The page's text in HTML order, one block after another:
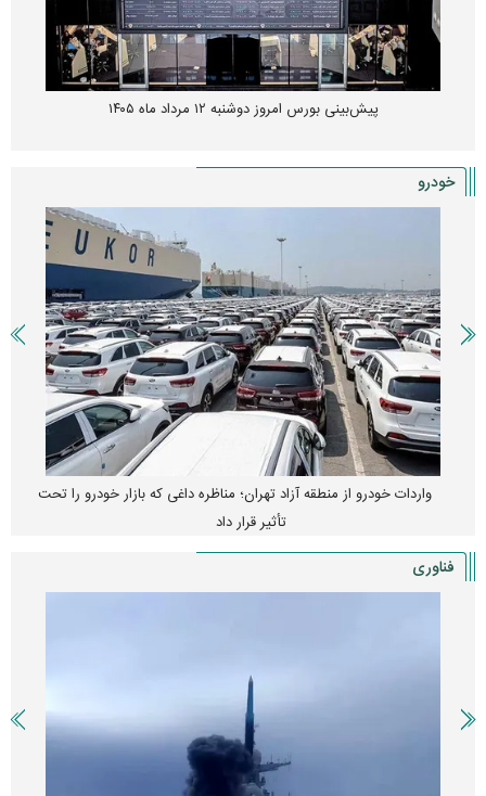
پیش‌بینی بورس امروز دوشنبه ۱۲ مرداد ماه ۱۴۰۵
خودرو
واردات خودرو از منطقه آزاد تهران؛ مناظره داغی که بازار خودرو را تحت
تأثیر قرار داد
فناوری